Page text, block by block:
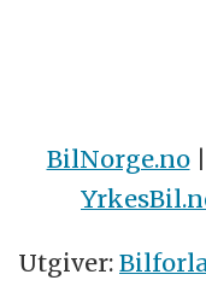
BilNorge.no|
Utgiver: